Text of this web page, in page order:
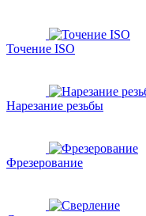
Точение ISO
Нарезание резьбы
Фрезерование